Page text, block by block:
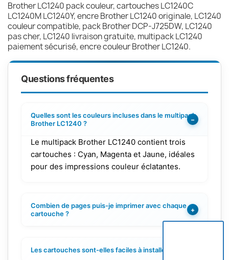
Brother LC1240 pack couleur, cartouches LC1240C
LC1240M LC1240Y, encre Brother LC1240 originale, LC1240
couleur compatible, pack Brother DCP-J725DW, LC1240
pas cher, LC1240 livraison gratuite, multipack LC1240
paiement sécurisé, encre couleur Brother LC1240.
Questions fréquentes
Quelles sont les couleurs incluses dans le multipack
Brother LC1240 ?
−
Le multipack Brother LC1240 contient trois
cartouches : Cyan, Magenta et Jaune, idéales
pour des impressions couleur éclatantes.
Combien de pages puis-je imprimer avec chaque
cartouche ?
+
Les cartouches sont-elles faciles à installer ?